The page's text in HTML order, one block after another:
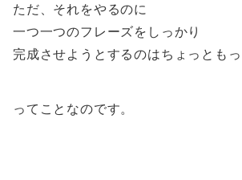
ただ、それをやるのに
一つ一つのフレーズをしっかり
完成させようとするのはちょっとも
ってことなのです。